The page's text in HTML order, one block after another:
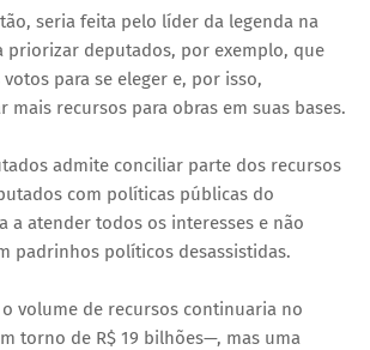
seria feita pelo líder da legenda na
priorizar deputados, por exemplo, que
para se eleger e, por isso,
mais recursos para obras em suas bases.
admite conciliar parte dos recursos
com políticas públicas do
a atender todos os interesses e não
padrinhos políticos desassistidas.
volume de recursos continuaria no
torno de R$ 19 bilhões—, mas uma